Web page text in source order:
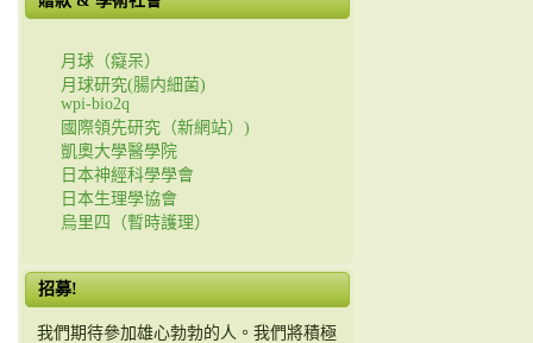
月球（癡呆）
月球研究(腸内細菌)
wpi-bio2q
國際領先研究（新網站）)
凱奧大學醫學院
日本神經科學學會
日本生理學協會
烏里四（暫時護理）
招募!
我們期待參加雄心勃勃的人。我們將積極